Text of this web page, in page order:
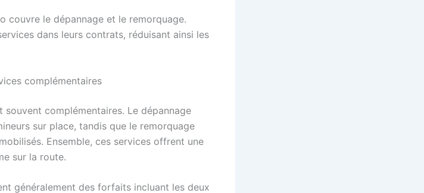
couvre le dépannage et le remorquage.
dans leurs contrats, réduisant ainsi les
complémentaires
complémentaires. Le dépannage
sur place, tandis que le remorquage
Ensemble, ces services offrent une
sur la route.
généralement des forfaits incluant les deux